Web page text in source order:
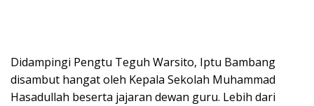
Didampingi Pengtu Teguh Warsito, Iptu Bambang
disambut hangat oleh Kepala Sekolah Muhammad
Hasadullah beserta jajaran dewan guru. Lebih dari